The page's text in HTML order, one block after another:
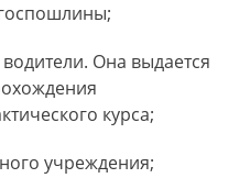
Она выдается
курса;
учреждения;